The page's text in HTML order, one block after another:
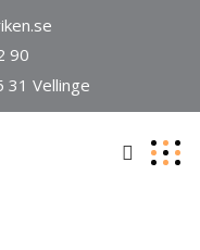
90
31 Vellinge